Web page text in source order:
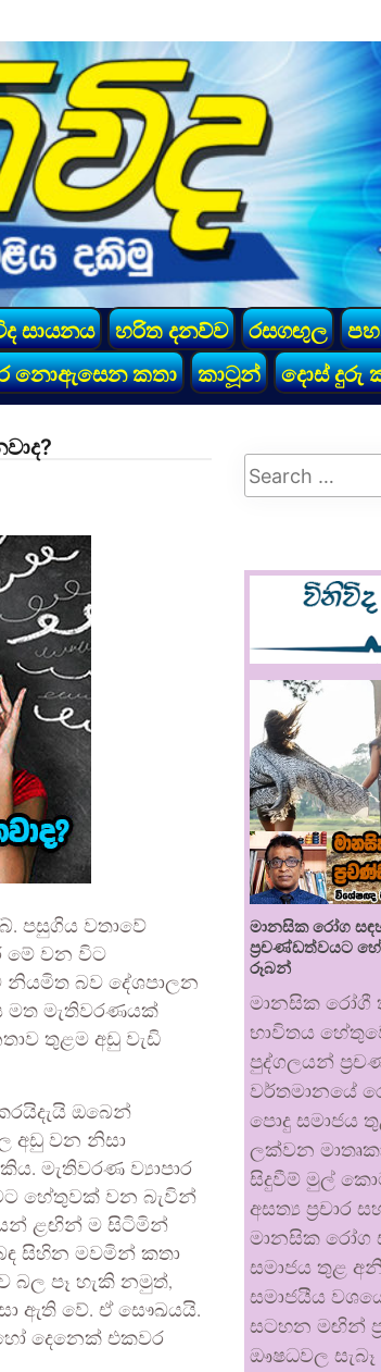
සායනය හරිත දනව්ව රසගඟුල
නොඇසෙන කතා කාටූන් දොස් දුරු
පසුගිය වතාවේ
මේ වන විට
බව දේශපාලන
මත මැතිවරණයක්
තුළම අඩු වැඩි
ඔබෙන්
අඩු වන නිසා
මැතිවරණ ව්‍යාපාර
හේතුවක් වන බැවින්
ළඟින් ම සිටිමින්
සිහින මවමින් කතා
බල පෑ හැකි නමුත්,
ඇති වේ. ඒ සෞඛයයි.
දෙනෙක් එකවර
මානසික රෝග
ප්‍රචණ්ඩත්වයට
රූබන්
මානසික රෝගී
භාවිතය
පුද්ගලයන්
වර්තමානයේ
පොදු සමාජය
ලක්වන
සිදුවීම් මුල්
අසත්‍ය
මානසික රෝග
සමාජය තුළ
සමාජයීය
සටහන මඟින්
ඖෂධවල සැබෑ